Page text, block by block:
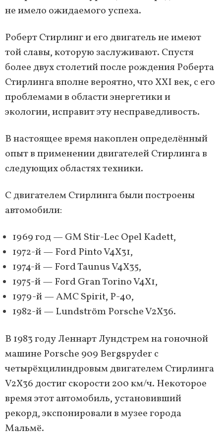
не имело ожидаемого успеха.
Роберт Стирлинг и его двигатель не имеют
той славы, которую заслуживают. Спустя
более двух столетий после рождения Роберта
Стирлинга вполне вероятно, что XXI век, с его
проблемами в области энергетики и
экологии, исправит эту несправедливость.
В настоящее время накоплен определённый
опыт в применении двигателей Стирлинга в
следующих областях техники.
С двигателем Стирлинга были построены
автомобили:
1969 год — GM Stir-Lec Opel Kadett,
1972-й — Ford Pinto V4X31,
1974-й — Ford Taunus V4X35,
1975-й — Ford Gran Torino V4X1,
1979-й — AMC Spirit, P-40,
1982-й — Lundström Porsche V2X36.
В 1983 году Леннарт Лундстрем на гоночной
машине Porsche 909 Bergspyder с
четырёхцилиндровым двигателем Стирлинга
V2X36 достиг скорости 200 км/ч. Некоторое
время этот автомобиль, установивший
рекорд, экспонировали в музее города
Мальмё.